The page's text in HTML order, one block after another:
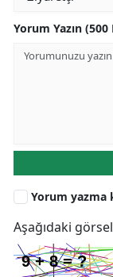
Yorum Yazın
Yorum yazma
Aşağıdaki